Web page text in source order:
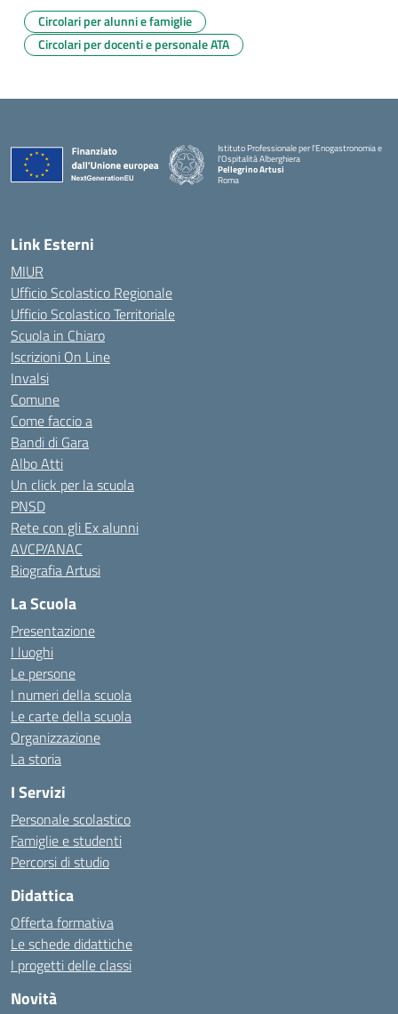
Circolari per alunni e famiglie
Circolari per docenti e personale ATA
Istituto Professionale per l'Enogastronomia e
l'Ospitalità Alberghiera
Pellegrino Artusi
Roma
Link Esterni
MIUR
Ufficio Scolastico Regionale
Ufficio Scolastico Territoriale
Scuola in Chiaro
Iscrizioni On Line
Invalsi
Comune
Come faccio a
Bandi di Gara
Albo Atti
Un click per la scuola
PNSD
Rete con gli Ex alunni
AVCP/ANAC
Biografia Artusi
La Scuola
Presentazione
I luoghi
Le persone
I numeri della scuola
Le carte della scuola
Organizzazione
La storia
I Servizi
Personale scolastico
Famiglie e studenti
Percorsi di studio
Didattica
Offerta formativa
Le schede didattiche
I progetti delle classi
Novità